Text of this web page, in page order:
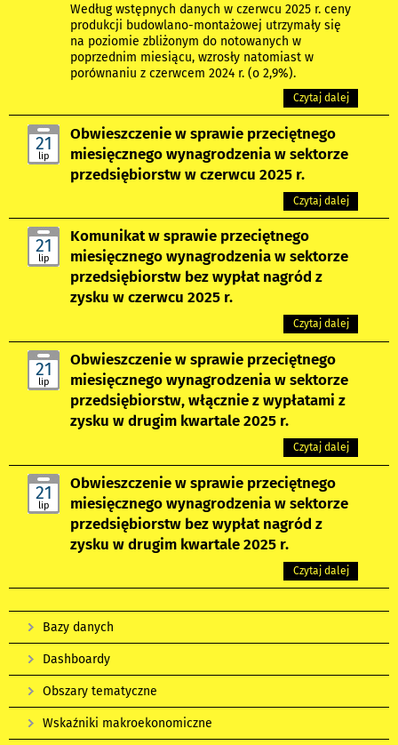
Według wstępnych danych w czerwcu 2025 r. ceny
produkcji budowlano-montażowej utrzymały się
na poziomie zbliżonym do notowanych w
poprzednim miesiącu, wzrosły natomiast w
porównaniu z czerwcem 2024 r. (o 2,9%).
Czytaj dalej
21
lip
Obwieszczenie w sprawie przeciętnego
miesięcznego wynagrodzenia w sektorze
przedsiębiorstw w czerwcu 2025 r.
Czytaj dalej
21
lip
Komunikat w sprawie przeciętnego
miesięcznego wynagrodzenia w sektorze
przedsiębiorstw bez wypłat nagród z
zysku w czerwcu 2025 r.
Czytaj dalej
21
lip
Obwieszczenie w sprawie przeciętnego
miesięcznego wynagrodzenia w sektorze
przedsiębiorstw, włącznie z wypłatami z
zysku w drugim kwartale 2025 r.
Czytaj dalej
21
lip
Obwieszczenie w sprawie przeciętnego
miesięcznego wynagrodzenia w sektorze
przedsiębiorstw bez wypłat nagród z
zysku w drugim kwartale 2025 r.
Czytaj dalej
Bazy danych
Dashboardy
Obszary tematyczne
Wskaźniki makroekonomiczne